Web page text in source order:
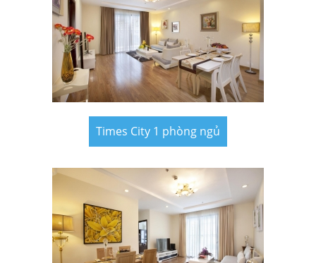
Times City 1 phòng ngủ